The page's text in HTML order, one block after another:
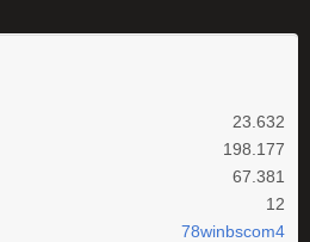
23.632
198.177
67.381
12
78winbscom4